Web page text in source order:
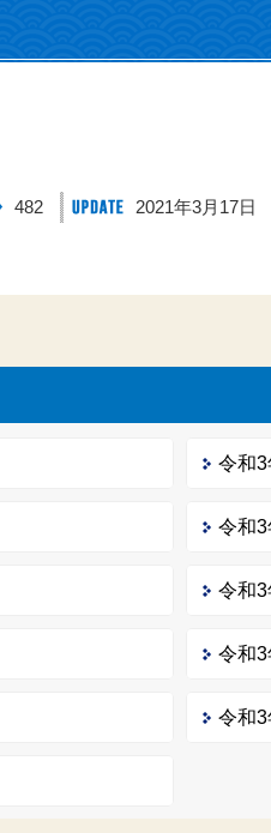
482 2021年3月17日
令和
令和
令和
令和
令和